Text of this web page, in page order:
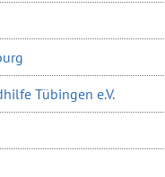
Tübingen e.V.